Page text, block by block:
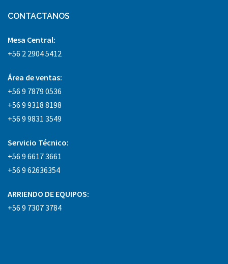
CONTACTANOS
Mesa Central:
+56 2 2904 5412
Área de ventas:
+56 9 7879 0536
+56 9 9318 8198
+56 9 9831 3549
Servicio Técnico:
+56 9 6617 3661
+56 9 62636354
ARRIENDO DE EQUIPOS:
+56 9 7307 3784